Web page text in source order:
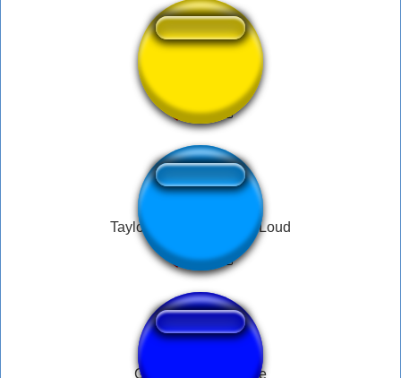
Taylor Swift: Being Too Loud
Gavin Free Ringtone